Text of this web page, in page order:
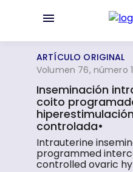
ARTÍCULO ORIGINAL
Volumen 76, número
Inseminación
coito
controlada•
Intrauterine
programmed
controlled ovaric